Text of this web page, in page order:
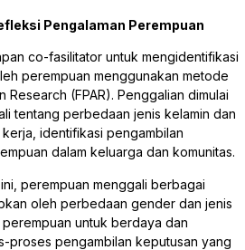
Pengalaman Perempuan
co-fasilitator untuk mengidentifikasi
perempuan menggunakan metode
Research (FPAR). Penggalian dimulai
tentang perbedaan jenis kelamin dan
identifikasi pengambilan
dalam keluarga dan komunitas.
perempuan menggali berbagai
oleh perbedaan gender dan jenis
untuk berdaya dan
proses pengambilan keputusan yang